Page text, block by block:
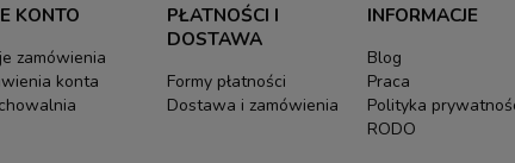
KONTO
zamówienia
konta
PŁATNOŚCI I
DOSTAWA
Formy płatności
Dostawa i zamówienia
INFORMACJE
Blog
Praca
Polityka
RODO